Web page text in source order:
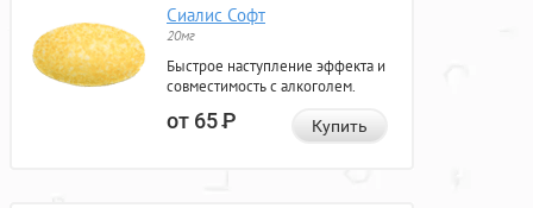
Сиалис Софт
20мг
Быстрое наступление эффекта и
совместимость с алкоголем.
от 65Р Купить